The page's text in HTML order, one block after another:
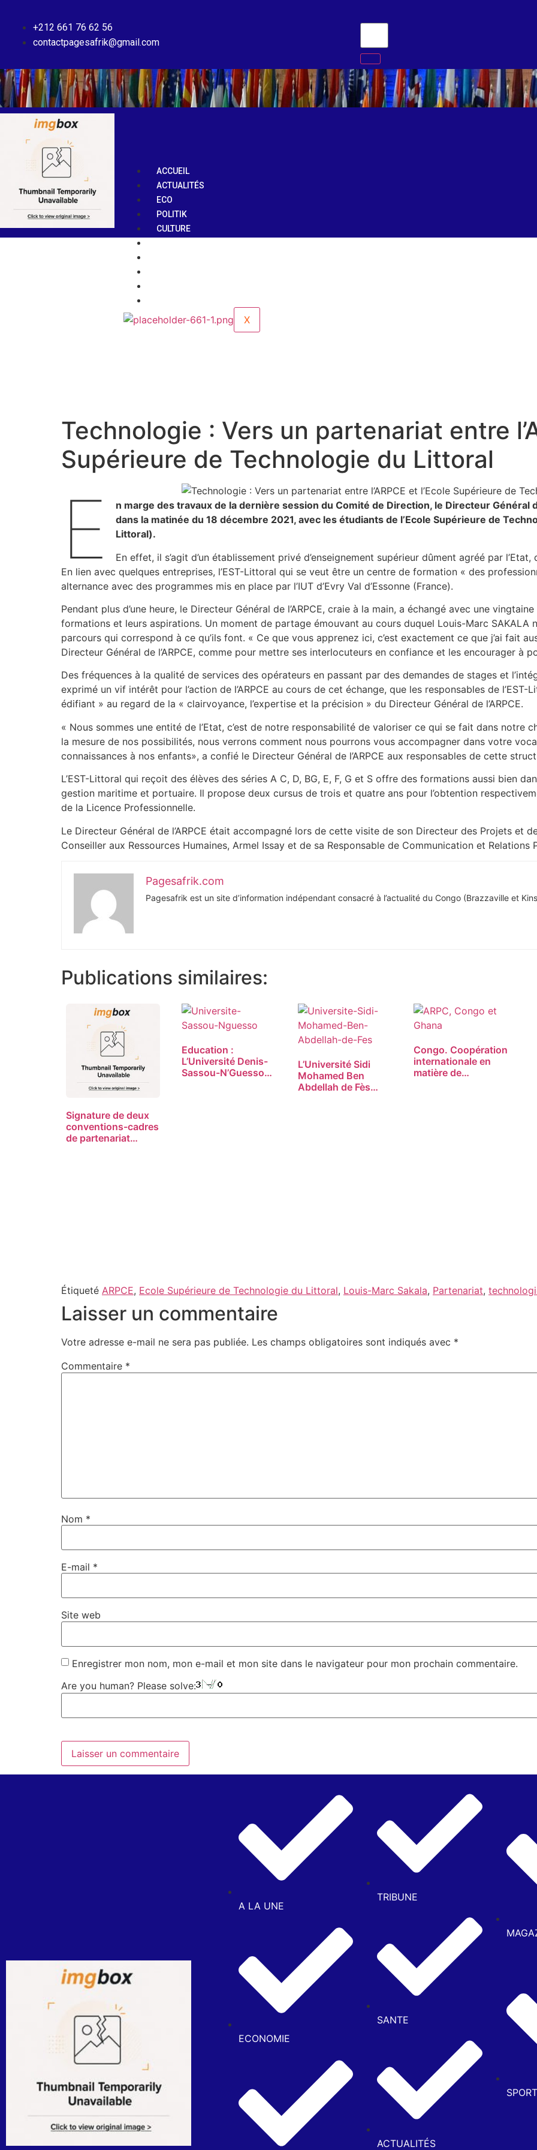
+212 661 76 62 56
contactpagesafrik@gmail.com
ACCUEIL
ACTUALITÉS
ECO
POLITIK
CULTURE
X
Technologie : Vers un partenariat entre
Supérieure de Technologie du Littoral
E
n marge des travaux de la dernière session du Comité de Direction, le Directeur Général
dans la matinée du 18 décembre 2021, avec les étudiants de l’Ecole Supérieure de
Littoral).
En effet, il s’agit d’un établissement privé d’enseignement supérieur dûment agréé par
En lien avec quelques entreprises, l’EST-Littoral qui se veut être un centre de formation « des
alternance avec des programmes mis en place par l’IUT d’Evry Val d’Essonne (France).
Pendant plus d’une heure, le Directeur Général de l’ARPCE, craie à la main, a échangé avec une
formations et leurs aspirations. Un moment de partage émouvant au cours duquel Louis-Marc SAKALA
parcours qui correspond à ce qu’ils font. « Ce que vous apprenez ici, c’est exactement ce que j’ai fait
Directeur Général de l’ARPCE, comme pour mettre ses interlocuteurs en confiance et les encourager à
Des fréquences à la qualité de services des opérateurs en passant par des demandes de stages et
exprimé un vif intérêt pour l’action de l’ARPCE au cours de cet échange, que les responsables de
édifiant » au regard de la « clairvoyance, l’expertise et la précision » du Directeur Général de l’ARPCE.
« Nous sommes une entité de l’Etat, c’est de notre responsabilité de valoriser ce qui se fait dans notre
la mesure de nos possibilités, nous verrons comment nous pourrons vous accompagner dans votre
connaissances à nos enfants», a confié le Directeur Général de l’ARPCE aux responsables de cette
L’EST-Littoral qui reçoit des élèves des séries A C, D, BG, E, F, G et S offre des formations aussi bien
gestion maritime et portuaire. Il propose deux cursus de trois et quatre ans pour l’obtention
de la Licence Professionnelle.
Le Directeur Général de l’ARPCE était accompagné lors de cette visite de son Directeur des Projets et
Conseiller aux Ressources Humaines, Armel Issay et de sa Responsable de Communication et Relations
Pagesafrik.com
Pagesafrik est un site d’information indépendant consacré à l’actualité du Congo (Brazzaville et
Publications similaires:
Signature de deux
conventions-cadres
de partenariat…
Education :
L’Université Denis-
Sassou-N’Guesso
L’Université Sidi
Mohamed Ben
Abdellah de Fès…
Congo. Coopération
internationale en
matière de…
Étiqueté ARPCE, Ecole Supérieure de Technologie du Littoral, Louis-Marc Sakala, Partenariat,
Laisser un commentaire
Votre adresse e-mail ne sera pas publiée. Les champs obligatoires sont indiqués avec *
Commentaire *
Nom *
E-mail *
Site web
Enregistrer mon nom, mon e-mail et mon site dans le navigateur pour mon prochain commentaire.
Are you human? Please solve:
A LA UNE
ECONOMIE
TRIBUNE
SANTE
ACTUALITÉS